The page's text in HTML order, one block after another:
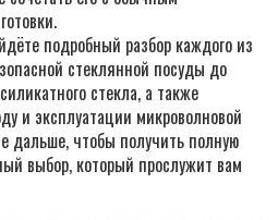
подробный разбор каждого из
стеклянной посуды до
стекла, а также
и эксплуатации микроволновой
дальше, чтобы получить полную
выбор, который прослужит вам